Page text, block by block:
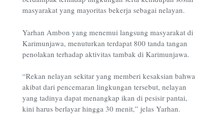
masyarakat yang mayoritas bekerja sebagai nelayan.
Yarhan Ambon yang menemui langsung masyarakat di
Karimunjawa, menuturkan terdapat 800 tanda tangan
penolakan terhadap aktivitas tambak di Karimunjawa.
“Rekan nelayan sekitar yang memberi kesaksian bahwa
akibat dari pencemaran lingkungan tersebut, nelayan
yang tadinya dapat menangkap ikan di pesisir pantai,
kini harus berlayar hingga 30 menit,” jelas Yarhan.